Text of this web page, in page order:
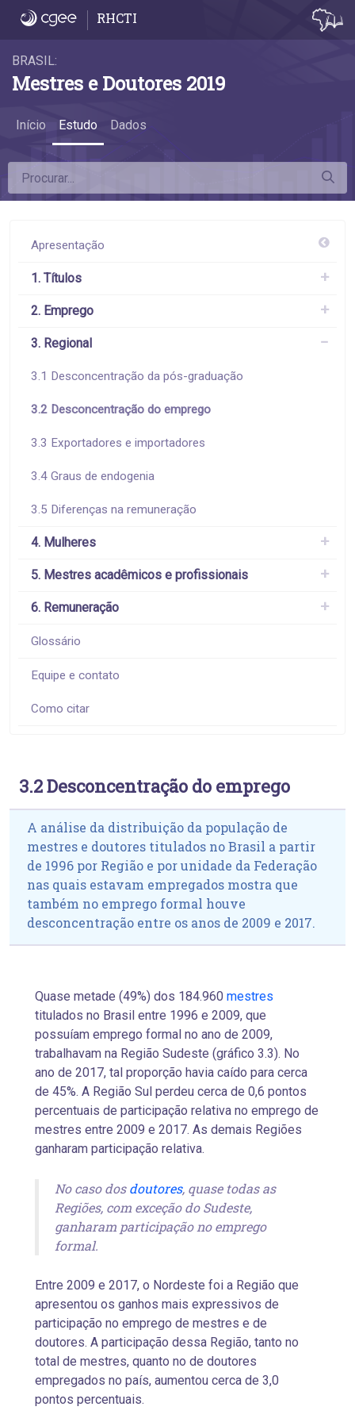
3.2 Desconcentração do emprego - 3.2
RHCTI
BRASIL:
Mestres e Doutores 2019
Início Estudo Dados
Apresentação
1. Títulos
2. Emprego
3. Regional
3.1 Desconcentração da pós-graduação
3.2 Desconcentração do emprego
3.3 Exportadores e importadores
3.4 Graus de endogenia
3.5 Diferenças na remuneração
4. Mulheres
5. Mestres acadêmicos e profissionais
6. Remuneração
Glossário
Equipe e contato
Como citar
3.2 Desconcentração do emprego
A análise da distribuição da população de
mestres e doutores titulados no Brasil a partir
de 1996 por Região e por unidade da Federação
nas quais estavam empregados mostra que
também no emprego formal houve
desconcentração entre os anos de 2009 e 2017.
Quase metade (49%) dos 184.960 mestres
titulados no Brasil entre 1996 e 2009, que
possuíam emprego formal no ano de 2009,
trabalhavam na Região Sudeste (gráfico 3.3). No
ano de 2017, tal proporção havia caído para cerca
de 45%. A Região Sul perdeu cerca de 0,6 pontos
percentuais de participação relativa no emprego de
mestres entre 2009 e 2017. As demais Regiões
ganharam participação relativa.
No caso dosdoutores, quase todas as
Regiões, com exceção do Sudeste,
ganharam participação no emprego
formal.
Entre 2009 e 2017, o Nordeste foi a Região que
apresentou os ganhos mais expressivos de
participação no emprego de mestres e de
doutores. A participação dessa Região, tanto no
total de mestres, quanto no de doutores
empregados no país, aumentou cerca de 3,0
pontos percentuais.